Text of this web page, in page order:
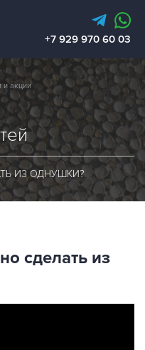
+7 929 970 60 03
и акции
ИЗ ОДНУШКИ?
сделать из